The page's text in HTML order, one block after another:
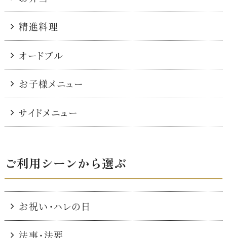
精進料理
オードブル
お子様メニュー
サイドメニュー
ご利用シーンから選ぶ
お祝い・ハレの日
法事・法要